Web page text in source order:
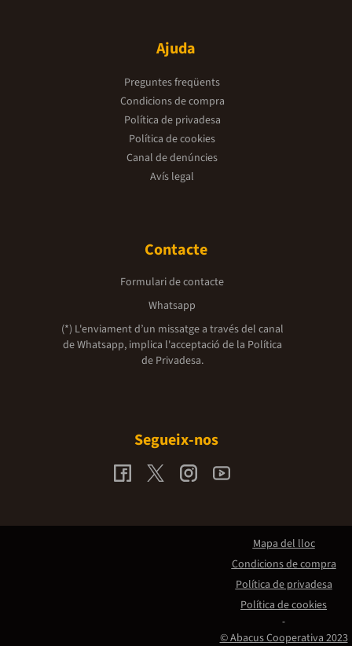
Ajuda
Preguntes freqüents
Condicions de compra
Política de privadesa
Política de cookies
Canal de denúncies
Avís legal
Contacte
Formulari de contacte
Whatsapp
(*) L'enviament d’un missatge a través del canal
de Whatsapp, implica l'acceptació de la Política
de Privadesa.
Segueix-nos
© Abacus Cooperativa 2023
Mapa del lloc
Condicions de compra
Política de privadesa
Política de cookies